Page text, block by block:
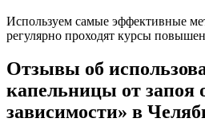
Используем самые эффективные
регулярно проходят курсы
Отзывы об
капельницы от запоя
зависимости» в